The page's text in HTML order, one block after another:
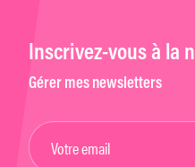
Inscrivez-vous à la
Gérer mes newsletters